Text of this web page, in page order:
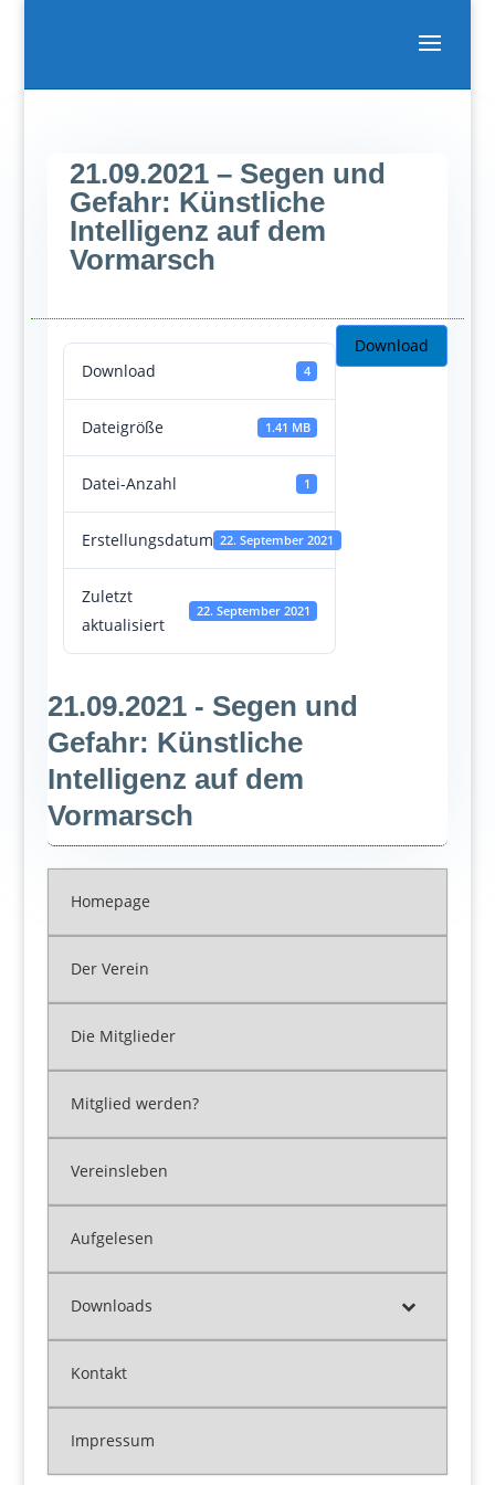
21.09.2021 – Segen und
Gefahr: Künstliche
Intelligenz auf dem
Vormarsch
Download
Download
4
Dateigröße 1.41 MB
Datei-Anzahl 1
Erstellungsdatum 22. September 2021
Zuletzt
aktualisiert
22. September 2021
21.09.2021 - Segen und
Gefahr: Künstliche
Intelligenz auf dem
Vormarsch
Homepage
Der Verein
Die Mitglieder
Mitglied werden?
Vereinsleben
Aufgelesen
Downloads
Kontakt
Impressum